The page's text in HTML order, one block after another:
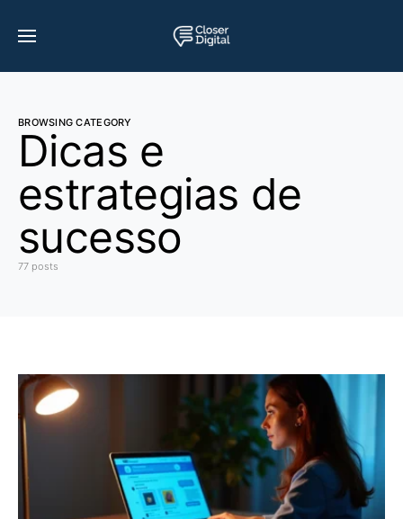
BROWSING CATEGORY
Dicas e
estrategias de
sucesso
77 posts